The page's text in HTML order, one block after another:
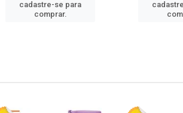
cadastre-se para
comprar.